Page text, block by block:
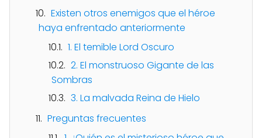
Existen otros enemigos que el héroe
haya enfrentado anteriormente
1. El temible Lord Oscuro
2. El monstruoso Gigante de las
Sombras
3. La malvada Reina de Hielo
Preguntas frecuentes